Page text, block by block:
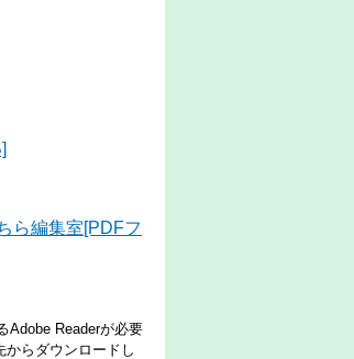
ら編集室[PDFフ
Adobe Readerが必要
からダウンロードし